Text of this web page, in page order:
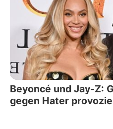
Beyoncé und Jay-Z:
gegen Hater